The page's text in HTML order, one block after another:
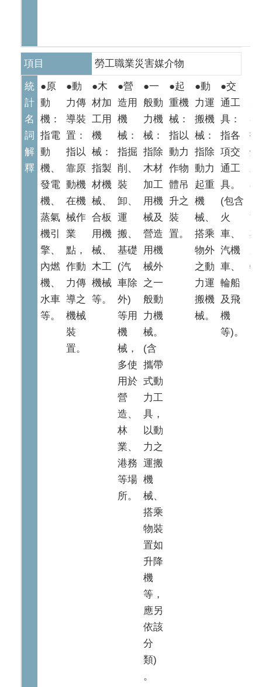
項目 勞工職業災害媒介物
統
計
名
詞
解
釋
●原
動
機：
指電
動
機、
發電
機、
蒸氣
機引
擎、
內燃
機、
水車
等。
●動
力傳
導裝
置：
指以
靠原
動機
在機
械作
業
點，
作動
力傳
導之
機械
裝
置。
●木
材加
工用
機
械：
指製
材機
械、
合板
用機
械、
木工
機械
等。
●營
造用
機
械：
指掘
削、
裝
卸、
運
搬、
基礎
(汽
車除
外)
等用
機
械，
多使
用於
營
造、
林
業、
港務
等場
所。
●一
般動
力機
械：
指除
木材
加工
用機
械及
營造
用機
械外
之一
般動
力機
械。
(含
攜帶
式動
力工
具，
以動
力之
運搬
機
械、
搭乘
物裝
置如
升降
機
等，
應另
依該
分
類)
。
●起
重機
械：
指以
動力
作物
體吊
升之
裝
置。
●動
力運
搬機
械：
指除
動力
起重
機
械、
搭乘
物外
之動
力運
搬機
械。
●交
通工
具：
指各
項交
通工
具。
(包含
火
車、
汽機
車、
輪船
及飛
機
等)。
器
指
爐
容
管
其
物